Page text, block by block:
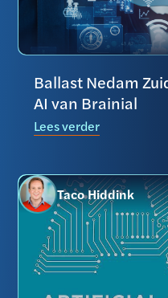
Ballast Nedam
AI van Brainial
Lees verder
Taco Hiddink